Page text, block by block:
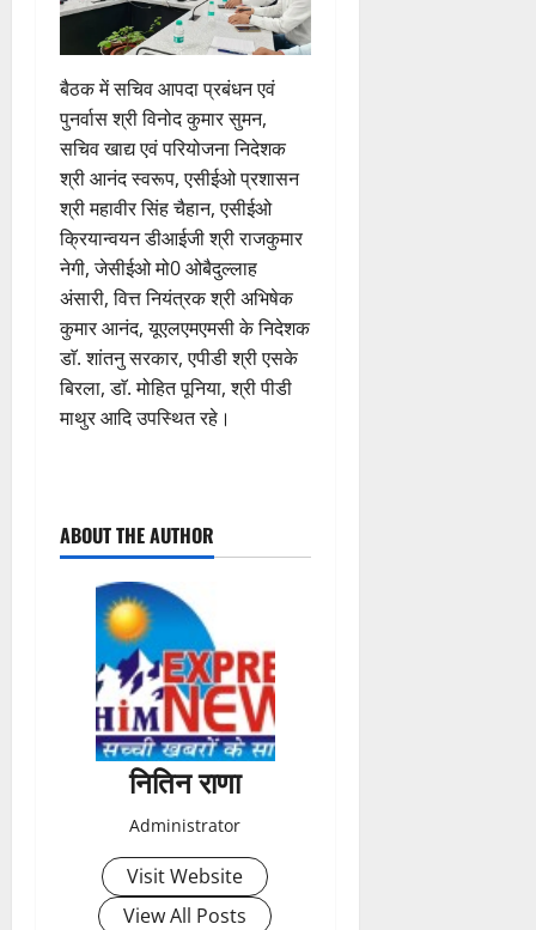
बैठक में सचिव आपदा प्रबंधन एवं
पुनर्वास श्री विनोद कुमार सुमन,
सचिव खाद्य एवं परियोजना निदेशक
श्री आनंद स्वरूप, एसीईओ प्रशासन
श्री महावीर सिंह चैहान, एसीईओ
क्रियान्वयन डीआईजी श्री राजकुमार
नेगी, जेसीईओ मो0 ओबैदुल्लाह
अंसारी, वित्त नियंत्रक श्री अभिषेक
कुमार आनंद, यूएलएमएमसी के निदेशक
डाॅ. शांतनु सरकार, एपीडी श्री एसके
बिरला, डाॅ. मोहित पूनिया, श्री पीडी
माथुर आदि उपस्थित रहे।
o
ABOUT THE AUTHOR
नितिन राणा
Administrator
Visit Website
View All Posts